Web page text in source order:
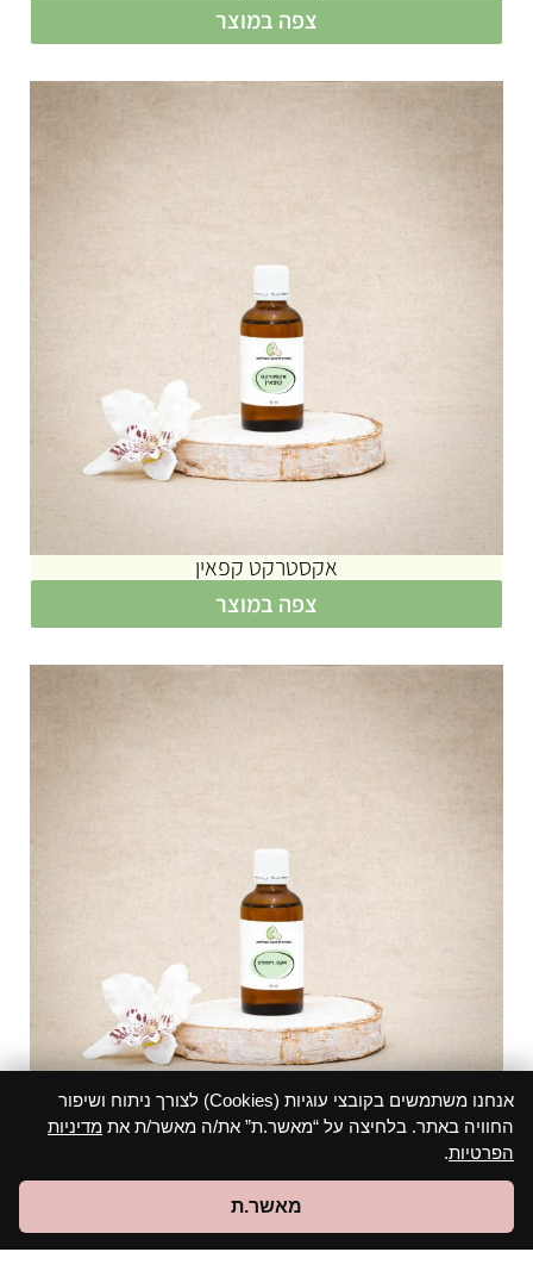
צפה במוצר
אקסטרקט קפאין
צפה במוצר
צפה במוצר
אנחנו משתמשים בקובצי עוגיות (Cookies) לצורך ניתוח ושיפור
החוויה באתר. בלחיצה על “מאשר.ת” את/ה מאשר/ת את מדיניות
הפרטיות.
מאשר.ת